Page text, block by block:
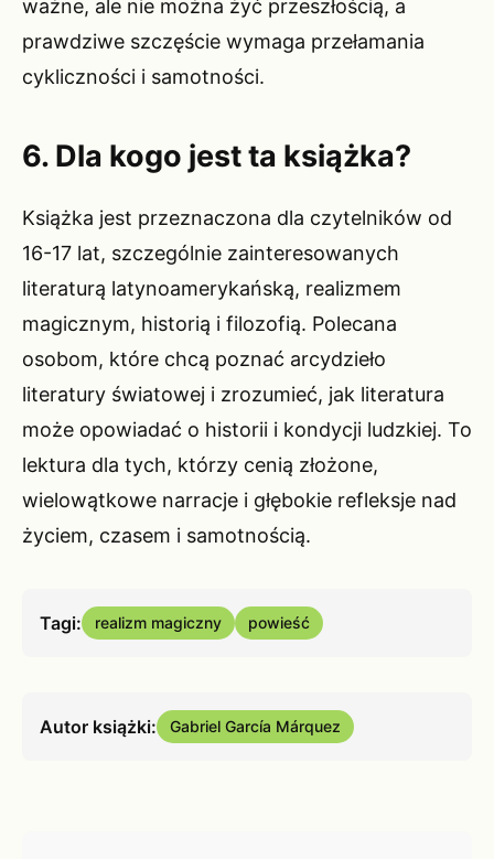
ważne, ale nie można żyć przeszłością, a
prawdziwe szczęście wymaga przełamania
cykliczności i samotności.
6. Dla kogo jest ta książka?
Książka jest przeznaczona dla czytelników od
16-17 lat, szczególnie zainteresowanych
literaturą latynoamerykańską, realizmem
magicznym, historią i filozofią. Polecana
osobom, które chcą poznać arcydzieło
literatury światowej i zrozumieć, jak literatura
może opowiadać o historii i kondycji ludzkiej. To
lektura dla tych, którzy cenią złożone,
wielowątkowe narracje i głębokie refleksje nad
życiem, czasem i samotnością.
Tagi: realizm magiczny powieść
Autor książki: Gabriel García Márquez